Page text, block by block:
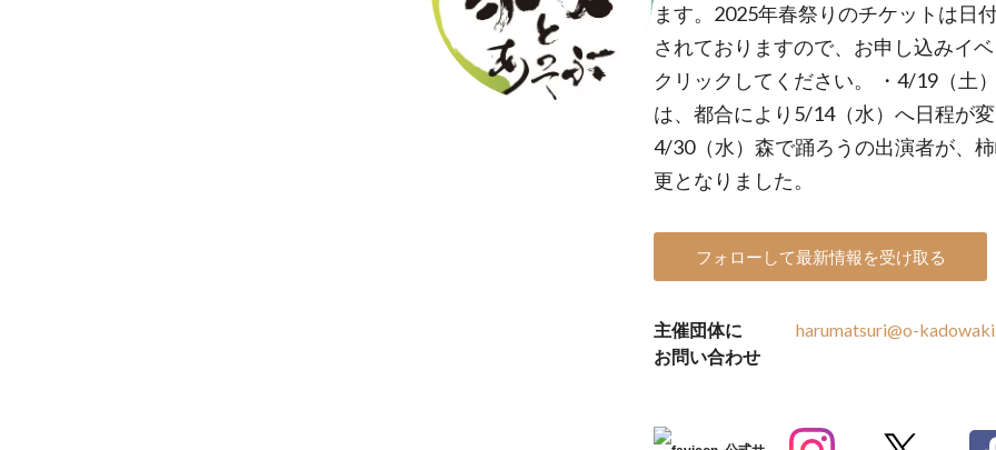
ます。2025年春祭りのチケットは日
されておりますので、お申し込みイ
クリックしてください。 ・4/19（土
は、都合により5/14（水）へ日程が
4/30（水）森で踊ろうの出演者が、
更となりました。
フォローして最新情報を受け取る
主催団体に
お問い合わせ
harumatsuri@o-